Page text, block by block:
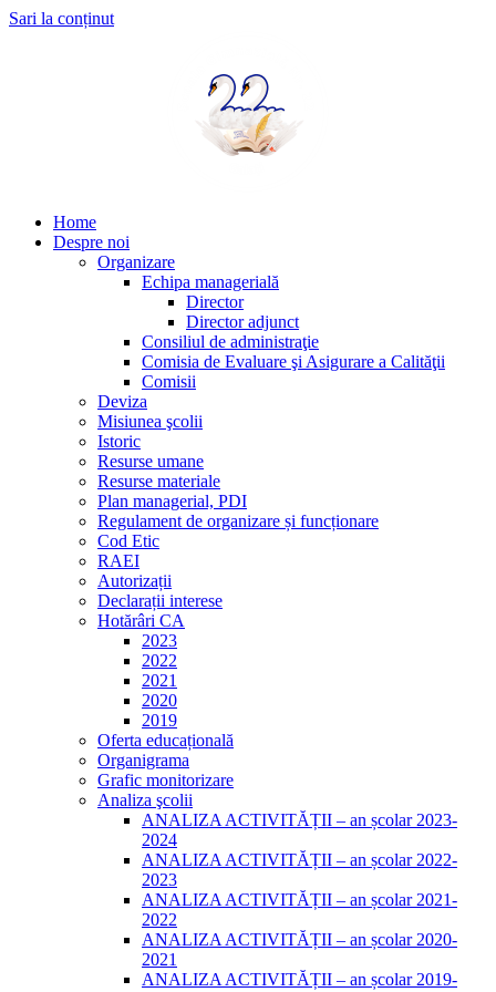
Sari la conținut
Home
Despre noi
Organizare
Echipa managerială
Director
Director adjunct
Consiliul de administraţie
Comisia de Evaluare şi Asigurare a Calităţii
Comisii
Deviza
Misiunea şcolii
Istoric
Resurse umane
Resurse materiale
Plan managerial, PDI
Regulament de organizare și funcționare
Cod Etic
RAEI
Autorizații
Declarații interese
Hotărâri CA
2023
2022
2021
2020
2019
Oferta educațională
Organigrama
Grafic monitorizare
Analiza şcolii
ANALIZA ACTIVITĂȚII – an școlar 2023-
2024
ANALIZA ACTIVITĂȚII – an școlar 2022-
2023
ANALIZA ACTIVITĂȚII – an școlar 2021-
2022
ANALIZA ACTIVITĂȚII – an școlar 2020-
2021
ANALIZA ACTIVITĂȚII – an școlar 2019-